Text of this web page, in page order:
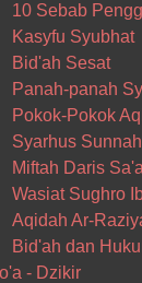
10 Sebab
Kasyfu Syubhat
Bid'ah Sesat
Panah-panah
Pokok-Pokok
Syarhus Sunnah
Miftah Daris
Wasiat Sughro
Aqidah Ar-
Bid'ah dan
- Dzikir